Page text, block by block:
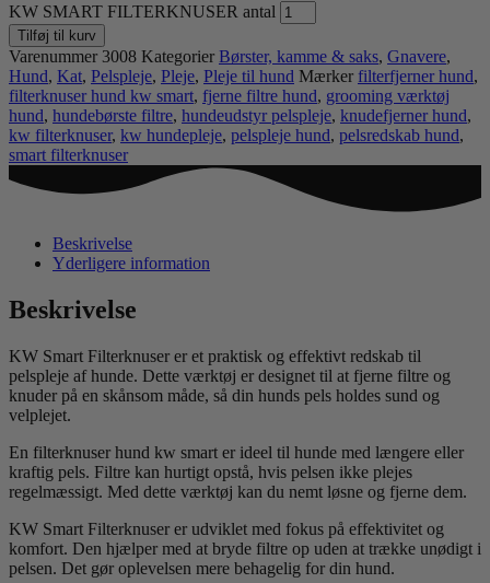
KW SMART FILTERKNUSER antal
Tilføj til kurv
Varenummer 3008 Kategorier Børster, kamme & saks, Gnavere,
Hund, Kat, Pelspleje, Pleje, Pleje til hund Mærker filterfjerner hund,
filterknuser hund kw smart, fjerne filtre hund, grooming værktøj
hund, hundebørste filtre, hundeudstyr pelspleje, knudefjerner hund,
kw filterknuser, kw hundepleje, pelspleje hund, pelsredskab hund,
smart filterknuser
Beskrivelse
Yderligere information
Beskrivelse
KW Smart Filterknuser er et praktisk og effektivt redskab til
pelspleje af hunde. Dette værktøj er designet til at fjerne filtre og
knuder på en skånsom måde, så din hunds pels holdes sund og
velplejet.
En filterknuser hund kw smart er ideel til hunde med længere eller
kraftig pels. Filtre kan hurtigt opstå, hvis pelsen ikke plejes
regelmæssigt. Med dette værktøj kan du nemt løsne og fjerne dem.
KW Smart Filterknuser er udviklet med fokus på effektivitet og
komfort. Den hjælper med at bryde filtre op uden at trække unødigt i
pelsen. Det gør oplevelsen mere behagelig for din hund.